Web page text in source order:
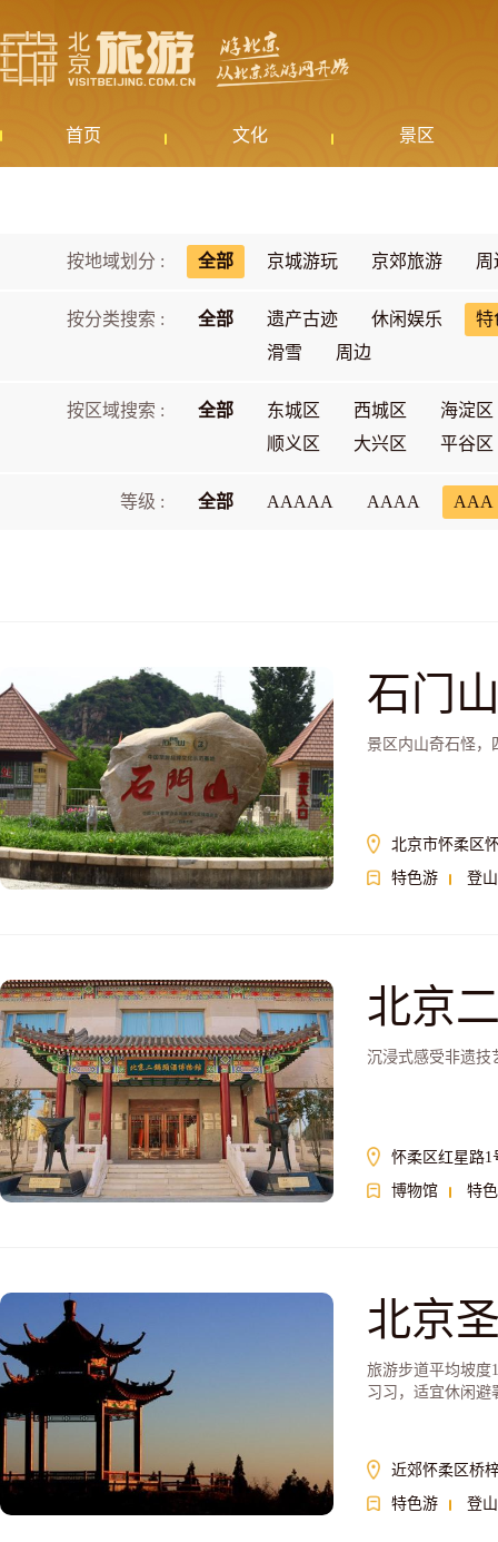
首页 文化 景区
按地域划分 : 全部 京城游玩 京郊旅游 周
按分类搜索 : 全部 遗产古迹 休闲娱乐
特
滑雪
周边
按区域搜索 : 全部 东城区 西城区
海淀区
顺义区
大兴区 平谷区
等级 : 全部 AAAAA AAAA AAA
石门
景区内山奇石怪，
北京市怀柔区
特色游
登山
北京
沉浸式感受非遗技
怀柔区红星路1
博物馆
特
北京
旅游步道平均坡度
习习，适宜休闲避
近郊怀柔区桥
特色游
登山